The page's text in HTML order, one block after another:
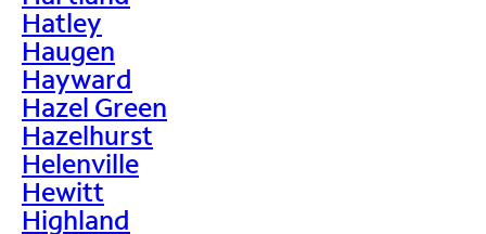
Hatley
Haugen
Hayward
Hazel Green
Hazelhurst
Helenville
Hewitt
Highland